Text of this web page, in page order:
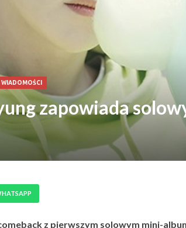
zapowiada
z pierwszym solowym mini-